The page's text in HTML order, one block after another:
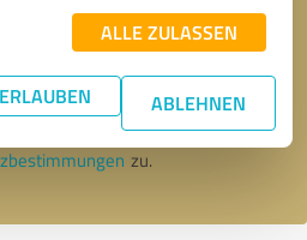
ALLE ZULASSEN
ABLEHNEN
* Erforderliche Angaben
senden
zu.